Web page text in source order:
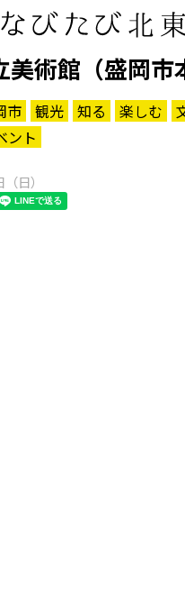
術館（盛岡市
市 観光 知る 楽しむ
ント
日）